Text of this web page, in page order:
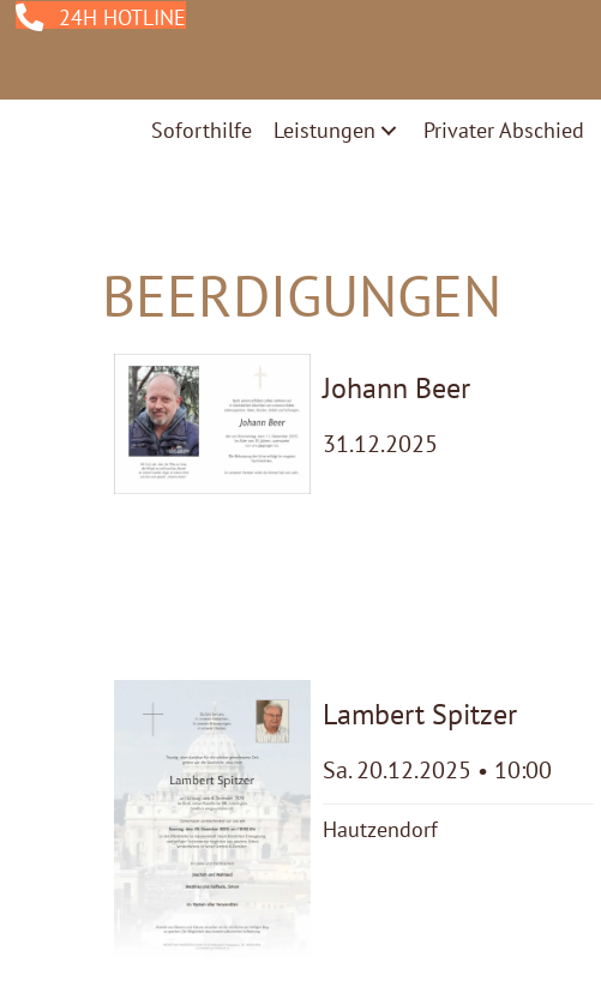
Soforthilfe Leistungen Privater Abschied
24H HOTLINE
BEERDIGUNGEN
Johann Beer
31.12.2025
Lambert Spitzer
Sa. 20.12.2025 • 10:00
Hautzendorf